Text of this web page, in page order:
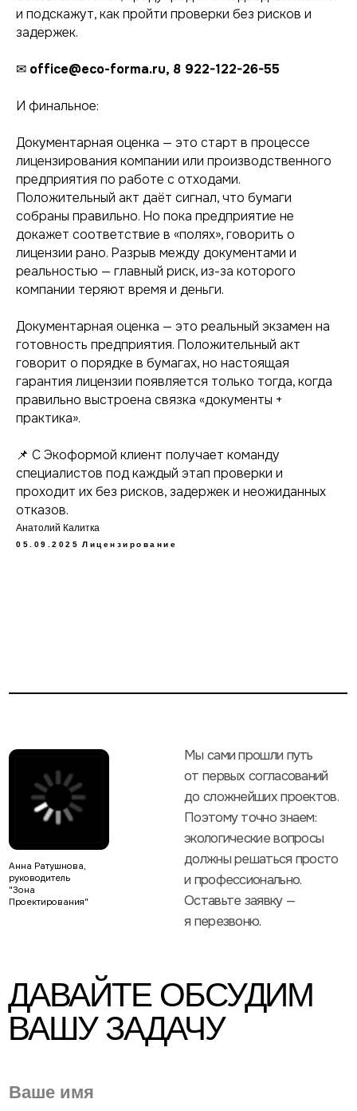
и подскажут, как пройти проверки без рисков и
задержек.
✉ office@eco-forma.ru, 8 922-122-26-55
И финальное:
Документарная оценка — это старт в процессе
лицензирования компании или производственного
предприятия по работе с отходами.
Положительный акт даёт сигнал, что бумаги
собраны правильно. Но пока предприятие не
докажет соответствие в «полях», говорить о
лицензии рано. Разрыв между документами и
реальностью — главный риск, из-за которого
компании теряют время и деньги.
Документарная оценка — это реальный экзамен на
готовность предприятия. Положительный акт
говорит о порядке в бумагах, но настоящая
гарантия лицензии появляется только тогда, когда
правильно выстроена связка «документы +
практика».
📌 С Экоформой клиент получает команду
специалистов под каждый этап проверки и
проходит их без рисков, задержек и неожиданных
отказов.
Анатолий Калитка
05.09.2025 Лицензирование